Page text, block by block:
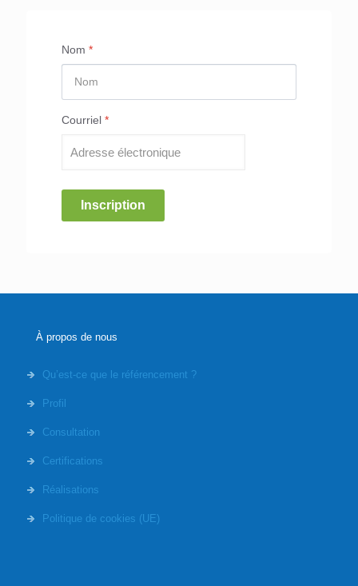
Nom *
Courriel *
Inscription
À propos de nous
Qu’est-ce que le référencement ?
Profil
Consultation
Certifications
Réalisations
Politique de cookies (UE)